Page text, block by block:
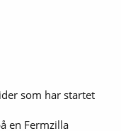
som har startet
en Fermzilla